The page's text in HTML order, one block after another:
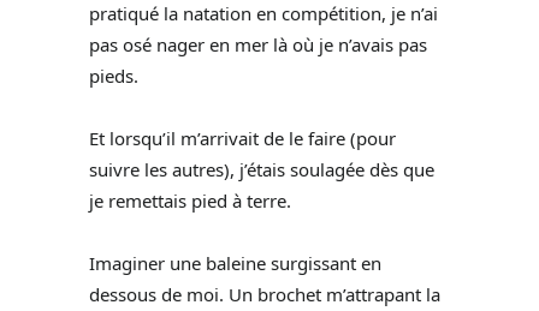
pratiqué la natation en compétition, je n’ai
pas osé nager en mer là où je n’avais pas
pieds.
Et lorsqu’il m’arrivait de le faire (pour
suivre les autres), j’étais soulagée dès que
je remettais pied à terre.
Imaginer une baleine surgissant en
dessous de moi. Un brochet m’attrapant la